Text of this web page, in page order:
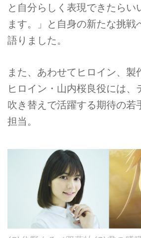
と自分らしく表現できたらい
ます。」と自身の新たな挑戦
語りました。
また、あわせてヒロイン、製
ヒロイン・山内桜良役には、
吹き替えで活躍する期待の若
担当。